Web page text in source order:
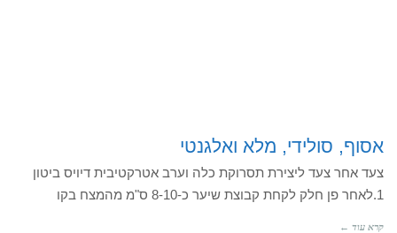
אסוף, סולידי, מלא ואלגנטי
צעד אחר צעד ליצירת תסרוקת כלה וערב אטרקטיבית דיויס ביטון
1.לאחר פן חלק לקחת קבוצת שיער כ-8-10 ס"מ מהמצח בקו
קרא עוד ←